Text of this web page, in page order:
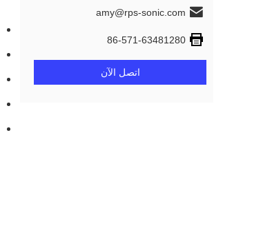
amy@rps-sonic.com
86-571-63481280
اتصل الآن